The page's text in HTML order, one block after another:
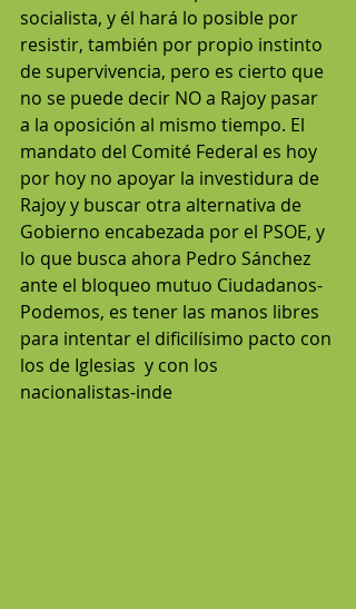
socialista, y él hará lo posible por
resistir, también por propio instinto
de supervivencia, pero es cierto que
no se puede decir NO a Rajoy pasar
a la oposición al mismo tiempo. El
mandato del Comité Federal es hoy
por hoy no apoyar la investidura de
Rajoy y buscar otra alternativa de
Gobierno encabezada por el PSOE, y
lo que busca ahora Pedro Sánchez
ante el bloqueo mutuo Ciudadanos-
Podemos, es tener las manos libres
para intentar el dificilísimo pacto con
los de Iglesias  y con los
nacionalistas-inde